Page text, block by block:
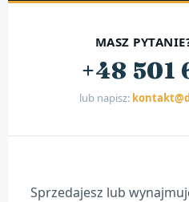
MASZ
+48 501
lub napisz:
Sprzedajesz lub